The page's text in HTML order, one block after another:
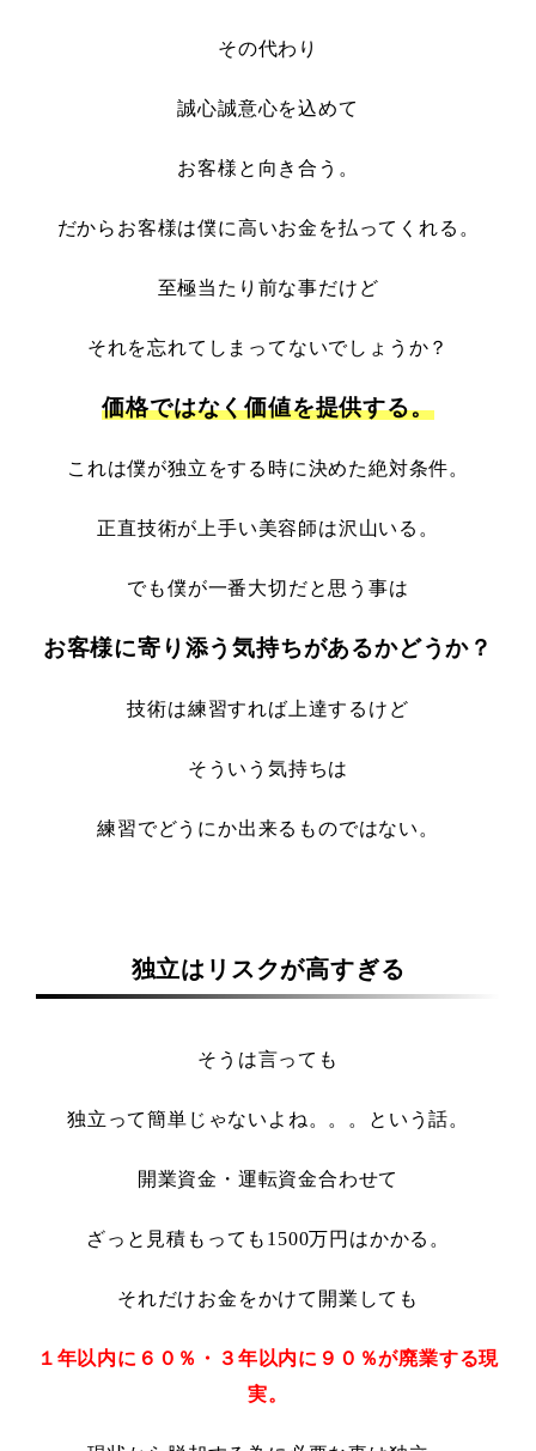
その代わり
誠心誠意心を込めて
お客様と向き合う。
だからお客様は僕に高いお金を払ってくれる。
至極当たり前な事だけど
それを忘れてしまってないでしょうか？
価格ではなく価値を提供する。
これは僕が独立をする時に決めた絶対条件。
正直技術が上手い美容師は沢山いる。
でも僕が一番大切だと思う事は
お客様に寄り添う気持ちがあるかどうか？
技術は練習すれば上達するけど
そういう気持ちは
練習でどうにか出来るものではない。
独立はリスクが高すぎる
そうは言っても
独立って簡単じゃないよね。。。という話。
開業資金・運転資金合わせて
ざっと見積もっても1500万円はかかる。
それだけお金をかけて開業しても
１年以内に６０％・３年以内に９０％が廃業する現
実。